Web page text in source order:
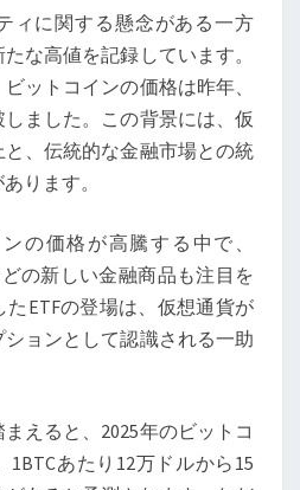
の
行
方
は？
ィに関する懸念がある一方
な高値を記録しています。
ットコインの価格は昨年、
ました。この背景には、仮
、伝統的な金融市場との統
ります。
の価格が高騰する中で、
の新しい金融商品も注目を
ETFの登場は、仮想通貨が
ョンとして認識される一助
えると、2025年のビットコ
あたり12万ドルから15